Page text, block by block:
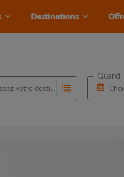
Destinations
Choisissez votre destination
Quand